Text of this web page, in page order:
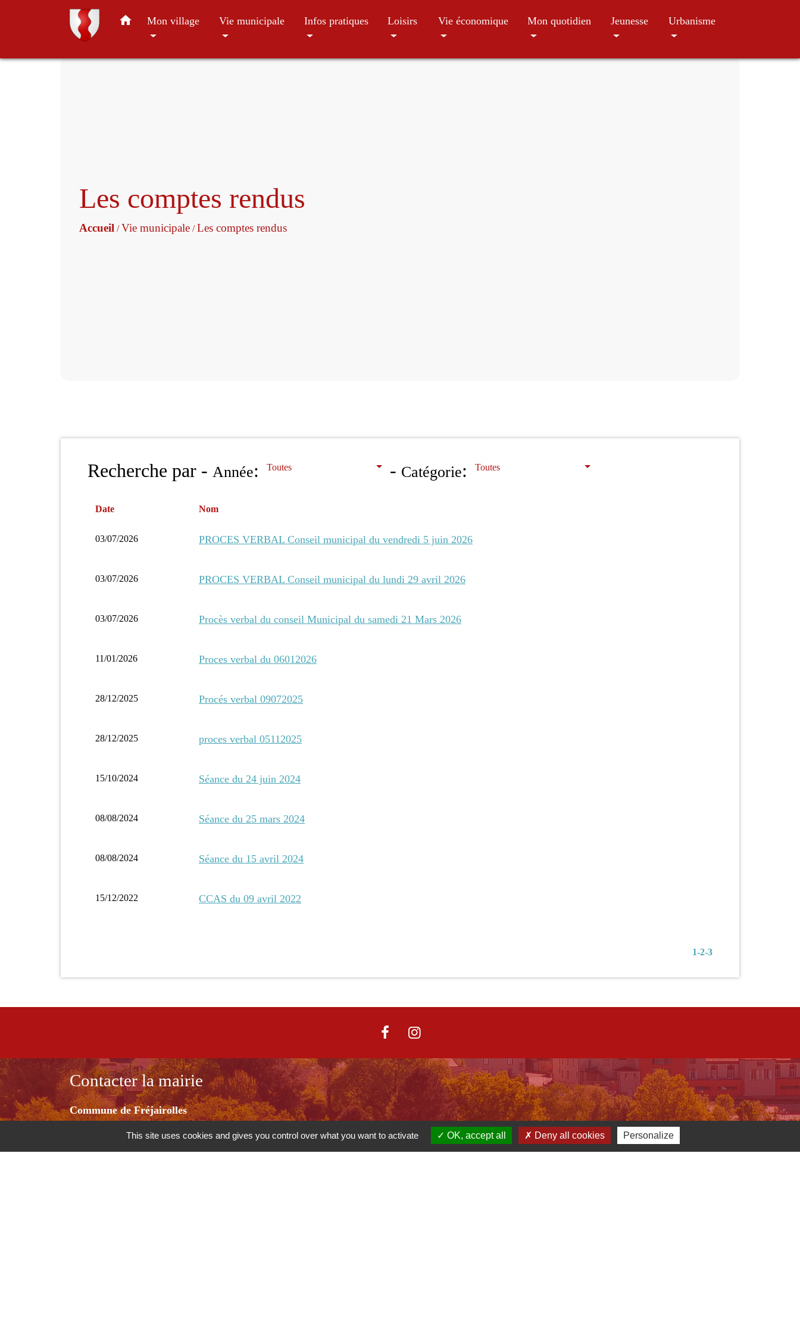
home Mon village Vie municipale Infos pratiques Loisirs Vie économique Mon quotidien Jeunesse Urbanisme
Les comptes rendus
Accueil /Vie municipale /Les comptes rendus
Recherche par - Année: Toutes - Catégorie: Toutes
Date Nom
03/07/2026 PROCES VERBAL Conseil municipal du vendredi 5 juin 2026
03/07/2026 PROCES VERBAL Conseil municipal du lundi 29 avril 2026
03/07/2026 Procès verbal du conseil Municipal du samedi 21 Mars 2026
11/01/2026 Proces verbal du 06012026
28/12/2025 Procés verbal 09072025
28/12/2025 proces verbal 05112025
15/10/2024 Séance du 24 juin 2024
08/08/2024 Séance du 25 mars 2024
08/08/2024 Séance du 15 avril 2024
15/12/2022 CCAS du 09 avril 2022
1-2-3
Contacter la mairie
Commune de Fréjairolles
81990 Fréjairolles - FRANCE
This site uses cookies and gives you control over what you want to activate OK, accept all Deny all cookies Personalize